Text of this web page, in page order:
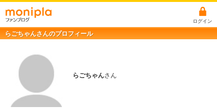
ログイン
らごちゃんさんのプロフィール
らごちゃんさん